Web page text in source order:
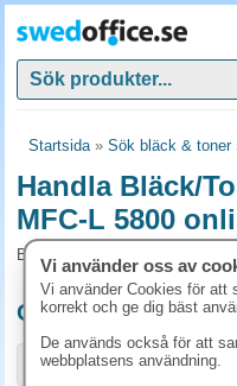
Startsida» Sök bläck & toner
Handla Bläck/
MFC-L 5800
Bläck/Toner och tillbehör som
Originalprodukter
Storlek / info Art.nr
Vi använder oss av
Vi använder Cookies för att
korrekt och ge dig bäst
De används också för att
webbplatsens användning.